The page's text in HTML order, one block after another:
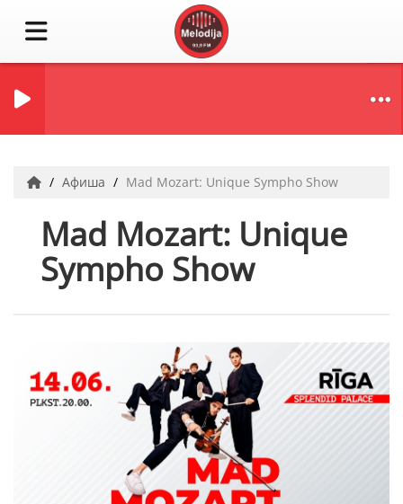
Афиша Mad Mozart: Unique Sympho Show
Mad Mozart: Unique
Sympho Show